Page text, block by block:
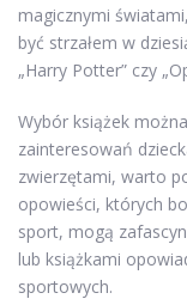
magicznymi
być strzałem w
„Harry Potter” czy
Wybór książek
zainteresowań
zwierzętami, warto
opowieści, których
sport, mogą
lub książkami
sportowych.